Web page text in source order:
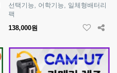
선택기능, 어학기능, 일체형배터리
팩
138,000원